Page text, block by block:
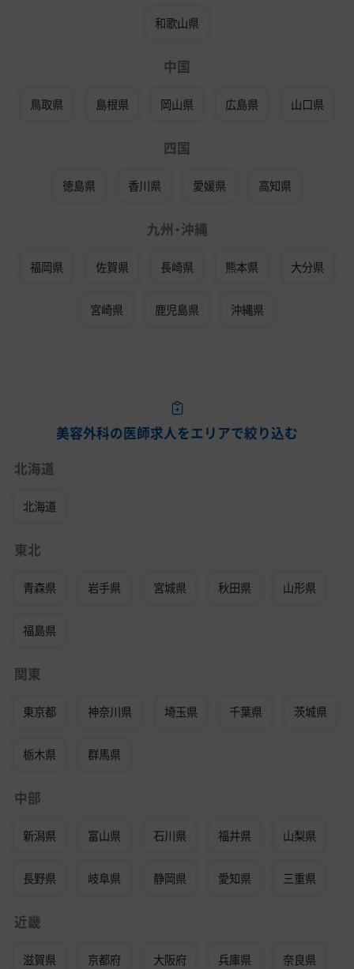
和歌山県
中国
鳥取県 島根県 岡山県 広島県 山口県
四国
徳島県 香川県 愛媛県 高知県
九州・沖縄
福岡県 佐賀県 長崎県 熊本県 大分県
宮崎県 鹿児島県 沖縄県
美容外科の医師求人をエリアで絞り込む
北海道
北海道
東北
青森県 岩手県 宮城県 秋田県 山形県
福島県
関東
東京都 神奈川県 埼玉県 千葉県 茨城県
栃木県 群馬県
中部
新潟県 富山県 石川県 福井県 山梨県
長野県 岐阜県 静岡県 愛知県 三重県
近畿
滋賀県 京都府 大阪府 兵庫県 奈良県